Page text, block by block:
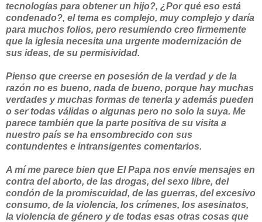
tecnologías para obtener un hijo?, ¿Por qué eso está
condenado?, el tema es complejo, muy complejo y daría
para muchos folios, pero resumiendo creo firmemente
que la iglesia necesita una urgente modernización de
sus ideas, de su permisividad.
Pienso que creerse en posesión de la verdad y de la
razón no es bueno, nada de bueno, porque hay muchas
verdades y muchas formas de tenerla y además pueden
o ser todas válidas o algunas pero no solo la suya. Me
parece también que la parte positiva de su visita a
nuestro país se ha ensombrecido con sus
contundentes e intransigentes comentarios.
A mí me parece bien que El Papa nos envíe mensajes en
contra del aborto, de las drogas, del sexo libre, del
condón de la promiscuidad, de las guerras, del excesivo
consumo, de la violencia, los crímenes, los asesinatos,
la violencia de género y de todas esas otras cosas que